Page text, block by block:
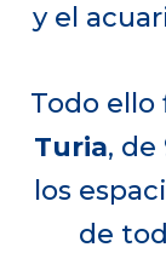
y el
Todo ello
Turia,
los
de